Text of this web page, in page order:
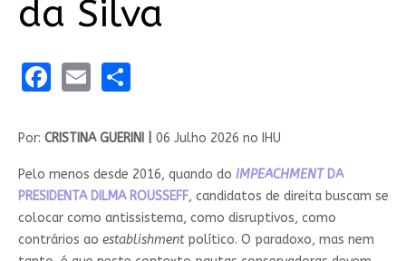
da Silva
Facebook
EmailShare
Por: CRISTINA GUERINI | 06 Julho 2026 no IHU
Pelo menos desde 2016, quando do IMPEACHMENTDA
PRESIDENTA DILMA ROUSSEFF, candidatos de direita buscam se
colocar como antissistema, como disruptivos, como
contrários ao establishmentpolítico. O paradoxo, mas nem